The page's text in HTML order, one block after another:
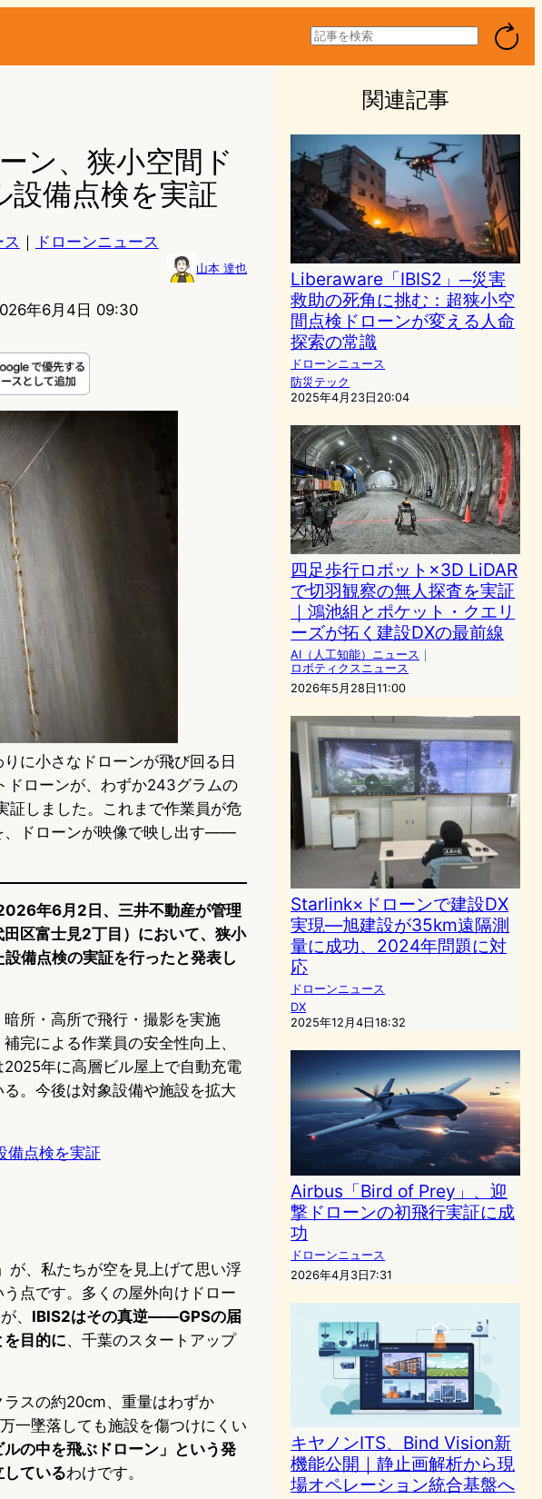
検
索
ン、狭小空間ド
設備点検を実証
｜ ドローンニュース
山本 達也
年6月4日 09:30
に小さなドローンが飛び回る日
ドローンが、わずか243グラムの
証しました。これまで作業員が危
、ドローンが映像で映し出す——
年6月2日、三井不動産が管理
区富士見2丁目）において、狭小
備点検の実証を行ったと発表し
所・高所で飛行・撮影を実施
完による作業員の安全性向上、
年に高層ビル屋上で自動充電
。今後は対象設備や施設を拡大
備点検を実証
が、私たちが空を見上げて思い浮
点です。多くの屋外向けドロー
、 IBIS2はその真逆――GPSの届
目的に、千葉のスタートアップ
スの約20cm、重量はわずか
一墜落しても施設を傷つけにくい
ルの中を飛ぶドローン」という発
ているわけです。
関連記事
Liberaware「IBIS2」─災害
救助の死角に挑む：超狭小空
間点検ドローンが変える人命
探索の常識
ドローンニュース
防災テック
2025年4月23日20:04
四足歩行ロボット×3D LiDAR
で切羽観察の無人探査を実証
｜鴻池組とポケット・クエリ
ーズが拓く建設DXの最前線
AI（人工知能）ニュース ｜
ロボティクスニュース
2026年5月28日11:00
Starlink×ドローンで建設DX
実現―旭建設が35km遠隔測
量に成功、2024年問題に対
応
ドローンニュース
DX
2025年12月4日18:32
Airbus「Bird of Prey」、迎
撃ドローンの初飛行実証に成
功
ドローンニュース
2026年4月3日7:31
キヤノンITS、Bind Vision新
機能公開｜静止画解析から現
場オペレーション統合基盤へ